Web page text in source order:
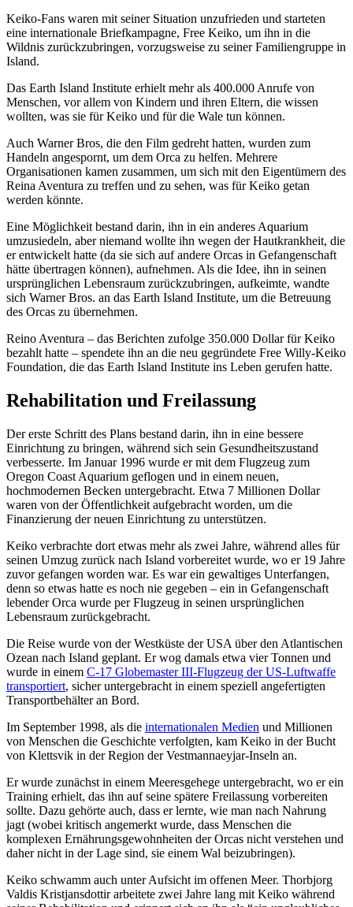
Keiko-Fans waren mit seiner Situation unzufrieden und starteten
eine internationale Briefkampagne, Free Keiko, um ihn in die
Wildnis zurückzubringen, vorzugsweise zu seiner Familiengruppe in
Island.
Das Earth Island Institute erhielt mehr als 400.000 Anrufe von
Menschen, vor allem von Kindern und ihren Eltern, die wissen
wollten, was sie für Keiko und für die Wale tun können.
Auch Warner Bros, die den Film gedreht hatten, wurden zum
Handeln angespornt, um dem Orca zu helfen. Mehrere
Organisationen kamen zusammen, um sich mit den Eigentümern des
Reina Aventura zu treffen und zu sehen, was für Keiko getan
werden könnte.
Eine Möglichkeit bestand darin, ihn in ein anderes Aquarium
umzusiedeln, aber niemand wollte ihn wegen der Hautkrankheit, die
er entwickelt hatte (da sie sich auf andere Orcas in Gefangenschaft
hätte übertragen können), aufnehmen. Als die Idee, ihn in seinen
ursprünglichen Lebensraum zurückzubringen, aufkeimte, wandte
sich Warner Bros. an das Earth Island Institute, um die Betreuung
des Orcas zu übernehmen.
Reino Aventura – das Berichten zufolge 350.000 Dollar für Keiko
bezahlt hatte – spendete ihn an die neu gegründete Free Willy-Keiko
Foundation, die das Earth Island Institute ins Leben gerufen hatte.
Rehabilitation und Freilassung
Der erste Schritt des Plans bestand darin, ihn in eine bessere
Einrichtung zu bringen, während sich sein Gesundheitszustand
verbesserte. Im Januar 1996 wurde er mit dem Flugzeug zum
Oregon Coast Aquarium geflogen und in einem neuen,
hochmodernen Becken untergebracht. Etwa 7 Millionen Dollar
waren von der Öffentlichkeit aufgebracht worden, um die
Finanzierung der neuen Einrichtung zu unterstützen.
Keiko verbrachte dort etwas mehr als zwei Jahre, während alles für
seinen Umzug zurück nach Island vorbereitet wurde, wo er 19 Jahre
zuvor gefangen worden war. Es war ein gewaltiges Unterfangen,
denn so etwas hatte es noch nie gegeben – ein in Gefangenschaft
lebender Orca wurde per Flugzeug in seinen ursprünglichen
Lebensraum zurückgebracht.
Die Reise wurde von der Westküste der USA über den Atlantischen
Ozean nach Island geplant. Er wog damals etwa vier Tonnen und
wurde in einem C-17 Globemaster III-Flugzeug der US-Luftwaffe
transportiert, sicher untergebracht in einem speziell angefertigten
Transportbehälter an Bord.
Im September 1998, als die internationalen Medien und Millionen
von Menschen die Geschichte verfolgten, kam Keiko in der Bucht
von Klettsvik in der Region der Vestmannaeyjar-Inseln an.
Er wurde zunächst in einem Meeresgehege untergebracht, wo er ein
Training erhielt, das ihn auf seine spätere Freilassung vorbereiten
sollte. Dazu gehörte auch, dass er lernte, wie man nach Nahrung
jagt (wobei kritisch angemerkt wurde, dass Menschen die
komplexen Ernährungsgewohnheiten der Orcas nicht verstehen und
daher nicht in der Lage sind, sie einem Wal beizubringen).
Keiko schwamm auch unter Aufsicht im offenen Meer. Thorbjorg
Valdis Kristjansdottir arbeitete zwei Jahre lang mit Keiko während